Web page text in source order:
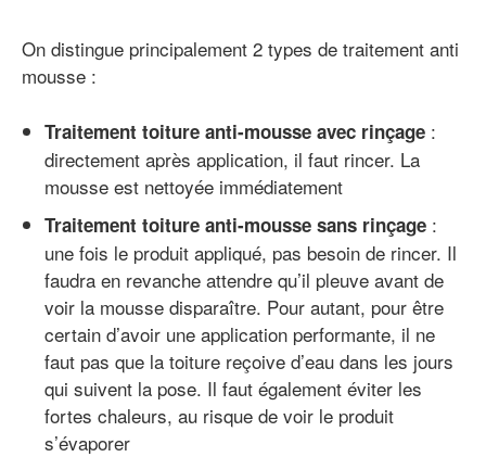
On distingue principalement 2 types de traitement anti
mousse :
Traitement toiture anti-mousse avec rinçage :
directement après application, il faut rincer. La
mousse est nettoyée immédiatement
Traitement toiture anti-mousse sans rinçage :
une fois le produit appliqué, pas besoin de rincer. Il
faudra en revanche attendre qu’il pleuve avant de
voir la mousse disparaître. Pour autant, pour être
certain d’avoir une application performante, il ne
faut pas que la toiture reçoive d’eau dans les jours
qui suivent la pose. Il faut également éviter les
fortes chaleurs, au risque de voir le produit
s’évaporer